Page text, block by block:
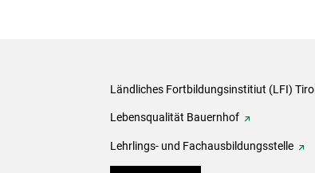
Ländliches Fortbildungsinstitiut (LFI) Tirol
Lebensqualität Bauernhof
Lehrlings- und Fachausbildungsstelle